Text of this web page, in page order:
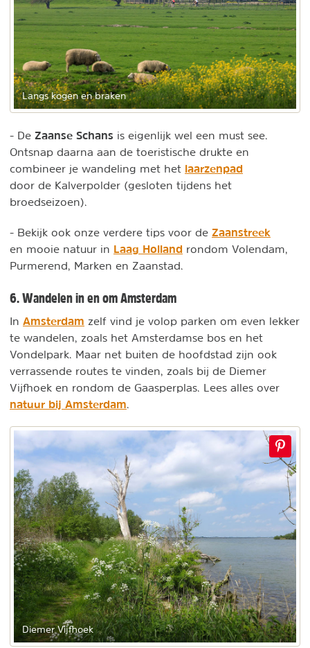
Langs kogen en braken
- De Zaanse Schans is eigenlijk wel een must see.
Ontsnap daarna aan de toeristische drukte en
combineer je wandeling met het laarzenpad
door de Kalverpolder (gesloten tijdens het
broedseizoen).
- Bekijk ook onze verdere tips voor de Zaanstreek
en mooie natuur in Laag Holland rondom Volendam,
Purmerend, Marken en Zaanstad.
6. Wandelen in en om Amsterdam
In Amsterdam zelf vind je volop parken om even lekker
te wandelen, zoals het Amsterdamse bos en het
Vondelpark. Maar net buiten de hoofdstad zijn ook
verrassende routes te vinden, zoals bij de Diemer
Vijfhoek en rondom de Gaasperplas. Lees alles over
natuur bij Amsterdam
Diemer Vijfhoek